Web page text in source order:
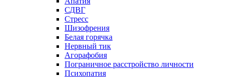
СДВГ
Стресс
Шизофрения
Белая горячка
Нервный тик
Агорафобия
Пограничное расстройство личности
Психопатия